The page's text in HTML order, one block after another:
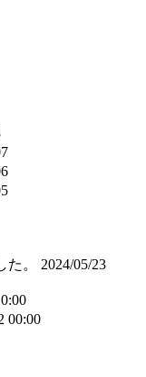
。
2024/05/23
00:00